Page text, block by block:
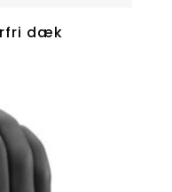
dæk